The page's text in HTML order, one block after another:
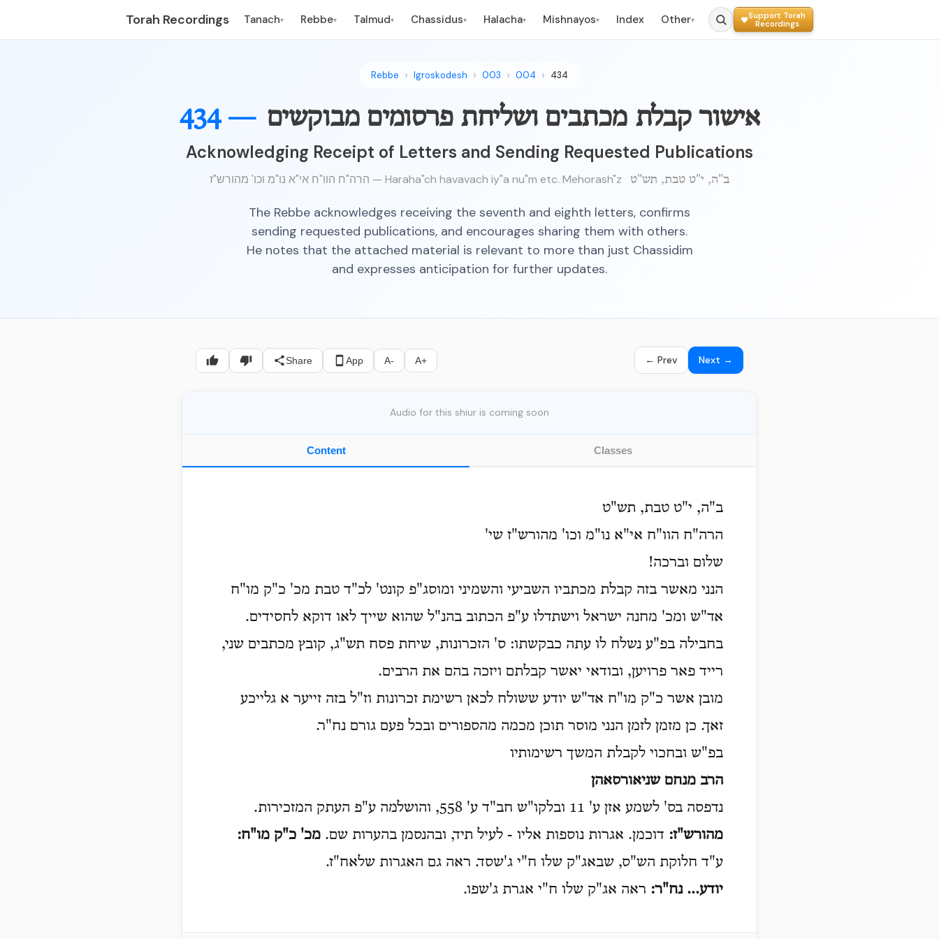
Torah Recordings Tanach▾ Rebbe▾ Talmud▾ Chassidus▾ Halacha▾ Mishnayos▾ Index Other▾
Support Torah
Recordings
Rebbe Igroskodesh 003 004 434
434 — אישור קבלת מכתבים ושליחת פרסומים מבוקשים
Acknowledging Receipt of Letters and Sending Requested Publications
הרה"ח הוו"ח אי"א נו"מ וכו' מהורש"ז — Haraha"ch havavach iy"a nu"m etc. Mehorash"z ב"ה, י"ט טבת, תש"ט
The Rebbe acknowledges receiving the seventh and eighth letters, confirms
sending requested publications, and encourages sharing them with others.
He notes that the attached material is relevant to more than just Chassidim
and expresses anticipation for further updates.
Share App A- A+ ← Prev Next →
Audio for this shiur is coming soon
Content Classes
ב"ה, י"ט טבת, תש"ט
הרה"ח הוו"ח אי"א נו"מ וכו' מהורש"ז שי'
שלום וברכה!
הנני מאשר בזה קבלת מכתביו השביעי והשמיני ומוסג"פ קונט' לכ"ד טבת מכ' כ"ק מו"ח
אד"ש ומכ' מחנה ישראל וישתדלו ע"פ הכתוב בהנ"ל שהוא שייך לאו דוקא לחסידים.
בחבילה בפ"ע נשלח לו עתה כבקשתו: ס' הזכרונות, שיחת פסח תש"ג, קובץ מכתבים שני,
רייד פאר פרויען, ובודאי יאשר קבלתם ויזכה בהם את הרבים.
מובן אשר כ"ק מו"ח אד"ש יודע ששולח לכאן רשימת זכרונות וז"ל בזה זייער א גלייכע
זאך. כן מזמן לזמן הנני מוסר תוכן מכמה מהספורים ובכל פעם גורם נח"ר.
בפ"ש ובחכוי לקבלת המשך רשימותיו
הרב מנחם שניאורסאהן
נדפסה בס' לשמע אזן ע' 11 ובלקו"ש חב"ד ע' 558, והושלמה ע"פ העתק המזכירות.
מהורש"ז: דוכמן. אגרות נוספות אליו - לעיל תיד, ובהנסמן בהערות שם. מכ' כ"ק מו"ח:
ע"ד חלוקת הש"ס, שבאג"ק שלו ח"י ג'שסד. ראה גם האגרות שלאח"ז.
יודע... נח"ר: ראה אג"ק שלו ח"י אגרת ג'שפו.